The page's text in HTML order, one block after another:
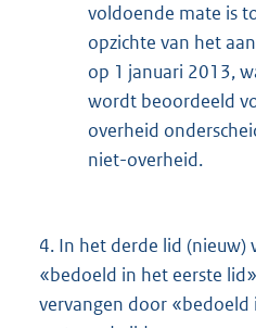
voldoende mate is
opzichte van het
op 1 januari 2013,
wordt beoordeeld
overheid
niet-overheid.
4. In het derde lid (nieuw)
«bedoeld in het eerste
vervangen door «bedoeld